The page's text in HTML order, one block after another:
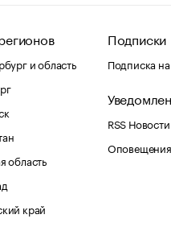
и область
область
край
Подписки
Подписка
RSS Новости